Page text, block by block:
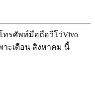
โทรศัพท์มือถือวีโว่Vivo
าะเดือน สิงหาคม นี้